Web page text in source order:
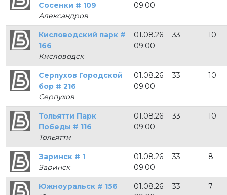
Сосенки # 109
Александров
09:00
Кисловодский парк #
166
Кисловодск
01.08.26
09:00
33 10
Серпухов Городской
бор # 216
Серпухов
01.08.26
09:00
33 10
Тольятти Парк
Победы # 116
Тольятти
01.08.26
09:00
33 10
Заринск # 1
Заринск
01.08.26
09:00
33 8
Южноуральск # 156
01.08.26
33 7